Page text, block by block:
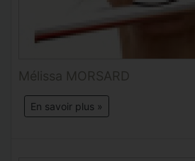
Mélissa MORSARD
En savoir plus »